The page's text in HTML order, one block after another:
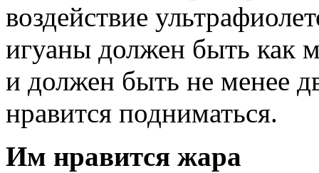
воздействие
игуаны должен быть как
и должен быть не менее
нравится подниматься.
Им нравится жара